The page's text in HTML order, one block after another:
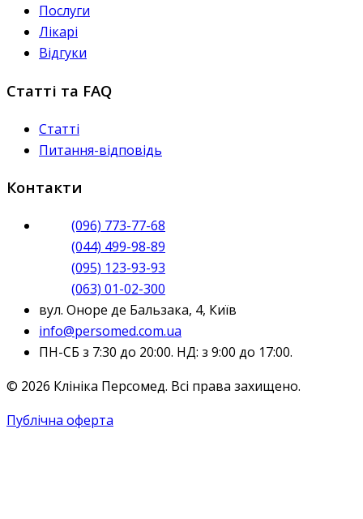
Послуги
Лікарі
Відгуки
Статті та FAQ
Статті
Питання-відповідь
Контакти
(096) 773-77-68
(044) 499-98-89
(095) 123-93-93
(063) 01-02-300
вул. Оноре де Бальзака, 4, Київ
info@persomed.com.ua
ПН-СБ з 7:30 до 20:00. НД: з 9:00 до 17:00.
© 2026 Клініка Персомед. Всі права захищено.
Публічна оферта